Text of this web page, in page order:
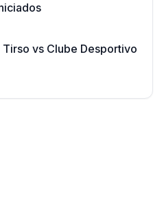
Tirso vs Clube Desportivo